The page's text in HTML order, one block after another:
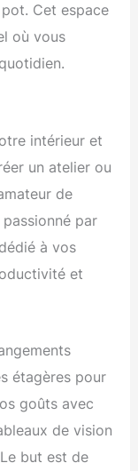
Cet espace
où vous
intérieur et
un atelier ou
de
par
à vos
et
étagères pour
goûts avec
de vision
but est de